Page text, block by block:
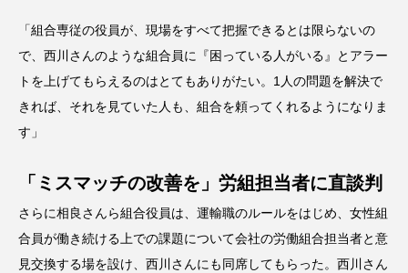
「組合専従の役員が、現場をすべて把握できるとは限らないの
で、西川さんのような組合員に『困っている人がいる』とアラー
トを上げてもらえるのはとてもありがたい。1人の問題を解決で
きれば、それを見ていた人も、組合を頼ってくれるようになりま
す」
「ミスマッチの改善を」労組担当者に直談判
さらに相良さんら組合役員は、運輸職のルールをはじめ、女性組
合員が働き続ける上での課題について会社の労働組合担当者と意
見交換する場を設け、西川さんにも同席してもらった。西川さん